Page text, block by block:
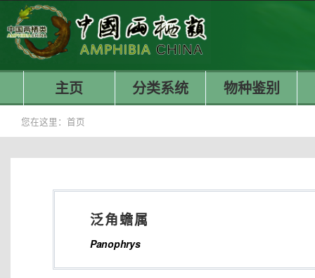
主页 分类系统 物种鉴别
您在这里： 首页
泛角蟾属
Panophrys